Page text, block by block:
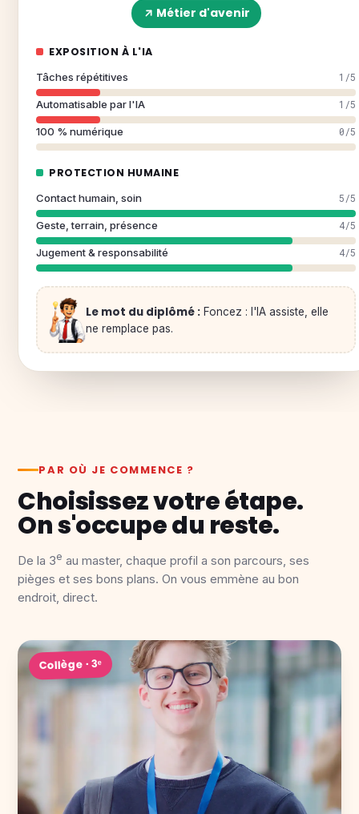
Métier d'avenir
EXPOSITION À L'IA
Tâches répétitives 1/5
Automatisable par l'IA 1/5
100 % numérique 0/5
PROTECTION HUMAINE
Contact humain, soin 5/5
Geste, terrain, présence 4/5
Jugement & responsabilité 4/5
Le mot du diplômé :Foncez : l'IA assiste, elle
ne remplace pas.
PAR OÙ JE COMMENCE ?
Choisissez votre étape.
On s'occupe du reste.
De la 3e au master, chaque profil a son parcours, ses
pièges et ses bons plans. On vous emmène au bon
endroit, direct.
Collège · 3ᵉ